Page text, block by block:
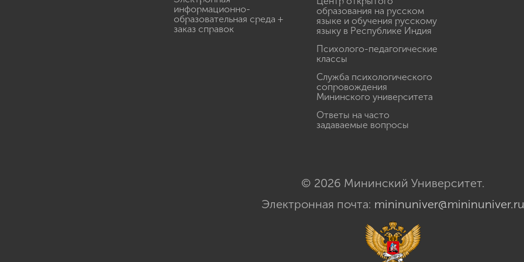
информационно-
образовательная среда +
заказ справок
образования на русском
языке и обучения русскому
языку в Республике Индия
Психолого-педагогические
классы
Служба психологического
сопровождения
Мининского университета
Ответы на часто
задаваемые вопросы
© 2026 Мининский Университет.
Электронная почта: mininuniver@mininuniver.ru